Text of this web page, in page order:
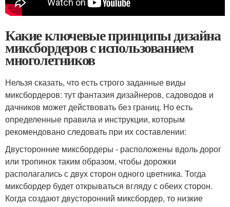
Какие ключевые принципы дизайна
миксбордеров с использованием
многолетников
Нельзя сказать, что есть строго заданные виды
миксбордеров: тут фантазия дизайнеров, садоводов и
дачников может действовать без границ. Но есть
определенные правила и инструкции, которым
рекомендовано следовать при их составлении:
Двусторонние миксбордеры - расположены вдоль дорог
или тропинок таким образом, чтобы дорожки
располагались с двух сторон одного цветника. Тогда
миксбордер будет открываться вгляду с обеих сторон.
Когда создают двусторонний миксбордер, то низкие